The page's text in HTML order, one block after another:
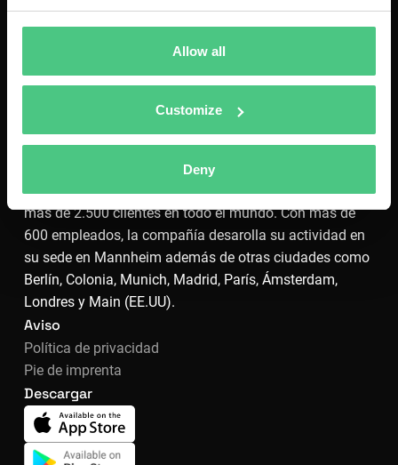
Allow all
Customize
Deny
La compañía líder en Europa para procesos de
mantenimiento inteligentes. osapiens desarrolla
empresas a aitomatizar sus procesos, aumentanto su
transpariencia y eficiencia.
Fundada en 2018, osapiens cuenta con la confianza de
más de 2.500 clientes en todo el mundo. Con más de
600 empleados, la compañía desarolla su actividad en
su sede en Mannheim además de otras ciudades como
Berlín, Colonia, Munich, Madrid, París, Ámsterdam,
Londres y Main (EE.UU).
Aviso
Política de privacidad
Pie de imprenta
Descargar